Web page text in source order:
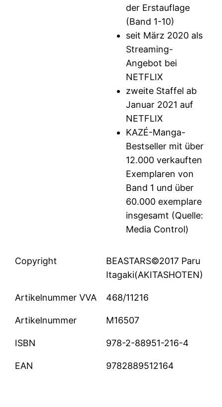
der Erstauflage
(Band 1-10)
seit März 2020 als
Streaming-
Angebot bei
NETFLIX
zweite Staffel ab
Januar 2021 auf
NETFLIX
KAZÉ-Manga-
Bestseller mit über
12.000 verkauften
Exemplaren von
Band 1 und über
60.000 exemplare
insgesamt (Quelle:
Media Control)
Copyright
BEASTARS©2017 Paru
Itagaki(AKITASHOTEN)
Artikelnummer VVA 468/11216
Artikelnummer M16507
ISBN 978-2-88951-216-4
EAN 9782889512164